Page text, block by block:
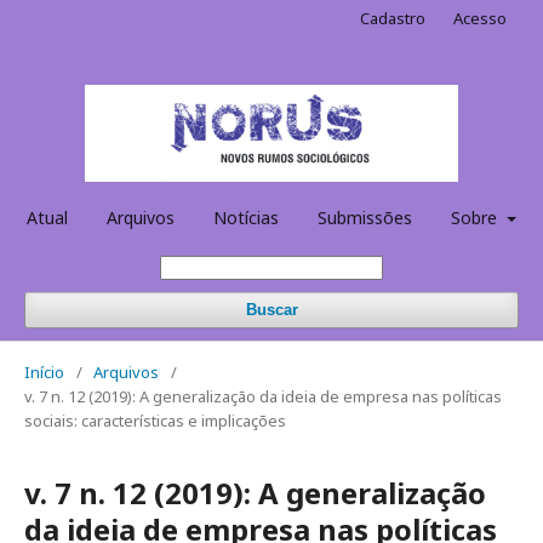
Atual Arquivos Notícias Submissões Sobre
Buscar
Cadastro Acesso
Início / Arquivos
/
v. 7 n. 12 (2019): A generalização da ideia de empresa nas políticas
sociais: características e implicações
v. 7 n. 12 (2019): A generalização
da ideia de empresa nas políticas